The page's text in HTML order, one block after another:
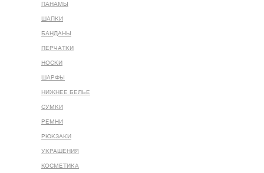
ПАНАМЫ
ШАПКИ
БАНДАНЫ
ПЕРЧАТКИ
НОСКИ
ШАРФЫ
НИЖНЕЕ БЕЛЬЕ
СУМКИ
РЕМНИ
РЮКЗАКИ
УКРАШЕНИЯ
КОСМЕТИКА